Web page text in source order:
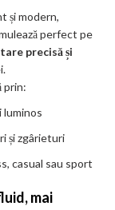
și modern,
perfect pe
precisă și
prin:
luminos
și zgârieturi
casual sau sport
mai